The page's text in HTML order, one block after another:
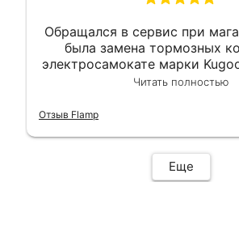
Обращался в сервис при
была замена тормозных
электросамокате марки
сделали в лучшем виде и в
гарантии, поэтому и
Читать полностью
Отзыв Flamp
Еще